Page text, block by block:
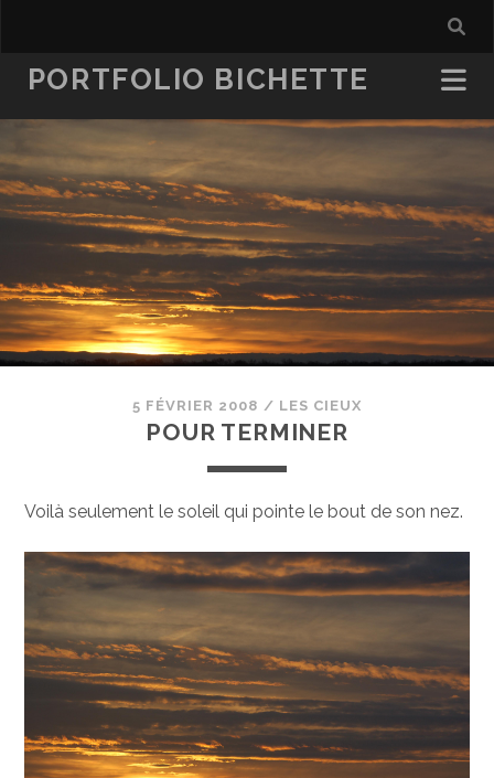
PORTFOLIO BICHETTE
5 FÉVRIER 2008 / LES CIEUX
POUR TERMINER
Voilà seulement le soleil qui pointe le bout de son nez.